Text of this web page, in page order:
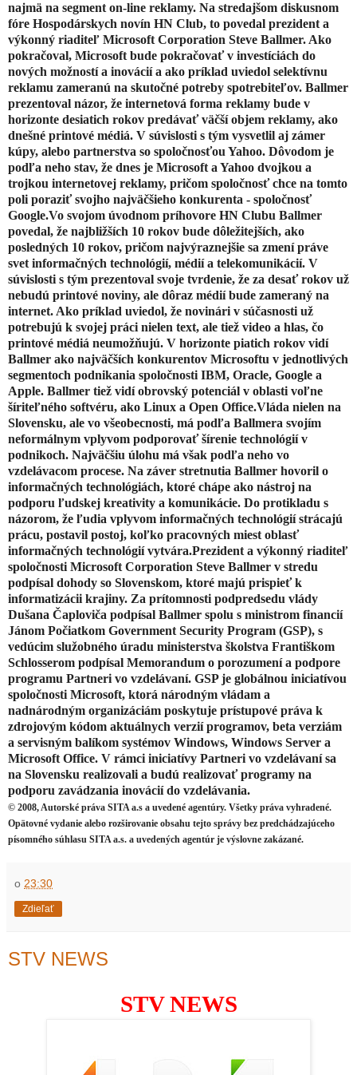
najmä na segment on-line reklamy. Na stredajšom diskusnom
fóre Hospodárskych novín HN Club, to povedal prezident a
výkonný riaditeľ Microsoft Corporation Steve Ballmer. Ako
pokračoval, Microsoft bude pokračovať v investíciách do
nových možností a inovácií a ako príklad uviedol selektívnu
reklamu zameranú na skutočné potreby spotrebiteľov. Ballmer
prezentoval názor, že internetová forma reklamy bude v
horizonte desiatich rokov predávať väčší objem reklamy, ako
dnešné printové médiá. V súvislosti s tým vysvetlil aj zámer
kúpy, alebo partnerstva so spoločnosťou Yahoo. Dôvodom je
podľa neho stav, že dnes je Microsoft a Yahoo dvojkou a
trojkou internetovej reklamy, pričom spoločnosť chce na tomto
poli poraziť svojho najväčšieho konkurenta - spoločnosť
Google.Vo svojom úvodnom príhovore HN Clubu Ballmer
povedal, že najbližších 10 rokov bude dôležitejších, ako
posledných 10 rokov, pričom najvýraznejšie sa zmení práve
svet informačných technológií, médií a telekomunikácií. V
súvislosti s tým prezentoval svoje tvrdenie, že za desať rokov už
nebudú printové noviny, ale dôraz médií bude zameraný na
internet. Ako príklad uviedol, že novinári v súčasnosti už
potrebujú k svojej práci nielen text, ale tiež video a hlas, čo
printové médiá neumožňujú. V horizonte piatich rokov vidí
Ballmer ako najväčších konkurentov Microsoftu v jednotlivých
segmentoch podnikania spoločnosti IBM, Oracle, Google a
Apple. Ballmer tiež vidí obrovský potenciál v oblasti voľne
šíriteľného softvéru, ako Linux a Open Office.Vláda nielen na
Slovensku, ale vo všeobecnosti, má podľa Ballmera svojím
neformálnym vplyvom podporovať šírenie technológií v
podnikoch. Najväčšiu úlohu má však podľa neho vo
vzdelávacom procese. Na záver stretnutia Ballmer hovoril o
informačných technológiách, ktoré chápe ako nástroj na
podporu ľudskej kreativity a komunikácie. Do protikladu s
názorom, že ľudia vplyvom informačných technológií strácajú
prácu, postavil postoj, koľko pracovných miest oblasť
informačných technológií vytvára.Prezident a výkonný riaditeľ
spoločnosti Microsoft Corporation Steve Ballmer v stredu
podpísal dohody so Slovenskom, ktoré majú prispieť k
informatizácii krajiny. Za prítomnosti podpredsedu vlády
Dušana Čaploviča podpísal Ballmer spolu s ministrom financií
Jánom Počiatkom Government Security Program (GSP), s
vedúcim služobného úradu ministerstva školstva Františkom
Schlosserom podpísal Memorandum o porozumení a podpore
programu Partneri vo vzdelávaní. GSP je globálnou iniciatívou
spoločnosti Microsoft, ktorá národným vládam a
nadnárodným organizáciám poskytuje prístupové práva k
zdrojovým kódom aktuálnych verzií programov, beta verziám
a servisným balíkom systémov Windows, Windows Server a
Microsoft Office. V rámci iniciatívy Partneri vo vzdelávaní sa
na Slovensku realizovali a budú realizovať programy na
podporu zavádzania inovácií do vzdelávania.
© 2008, Autorské práva SITA a.s a uvedené agentúry. Všetky práva vyhradené.
Opätovné vydanie alebo rozširovanie obsahu tejto správy bez predchádzajúceho
písomného súhlasu SITA a.s. a uvedených agentúr je výslovne zakázané.
o 23:30
Zdieľať
STV NEWS
STV NEWS